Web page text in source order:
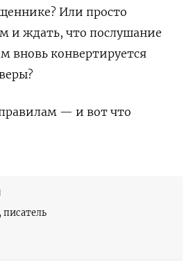
Или просто
и ждать, что послушание
вновь конвертируется
— и вот что